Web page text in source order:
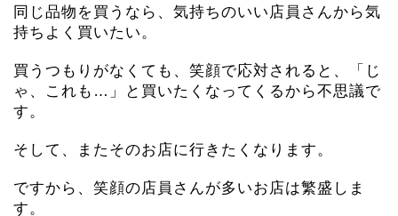
同じ品物を買うなら、気持ちのいい店員さんから気
持ちよく買いたい。
買うつもりがなくても、笑顔で応対されると、「じ
ゃ、これも…」と買いたくなってくるから不思議で
す。
そして、またそのお店に行きたくなります。
ですから、笑顔の店員さんが多いお店は繁盛しま
す。